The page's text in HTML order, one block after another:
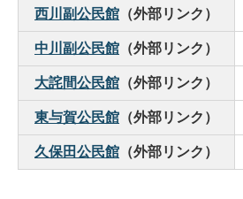
西川副公民館 （外部リンク）
中川副公民館 （外部リンク）
大詫間公民館 （外部リンク）
東与賀公民館 （外部リンク）
久保田公民館 （外部リンク）